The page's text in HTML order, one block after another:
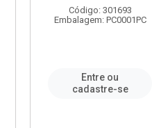
Código: 301693
Embalagem: PC0001PC
Entre ou
cadastre-se